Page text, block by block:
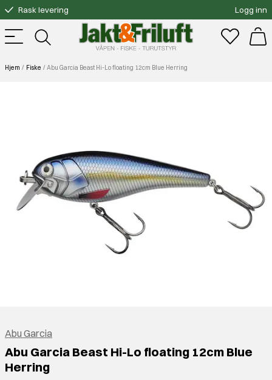
Rask levering
Gratis bytte
Fri frakt over 3000.-
Logg inn
Hjem Fiske Abu Garcia Beast Hi-Lo floating 12cm Blue Herring
Abu Garcia
Abu Garcia Beast Hi-Lo floating 12cm Blue
Herring